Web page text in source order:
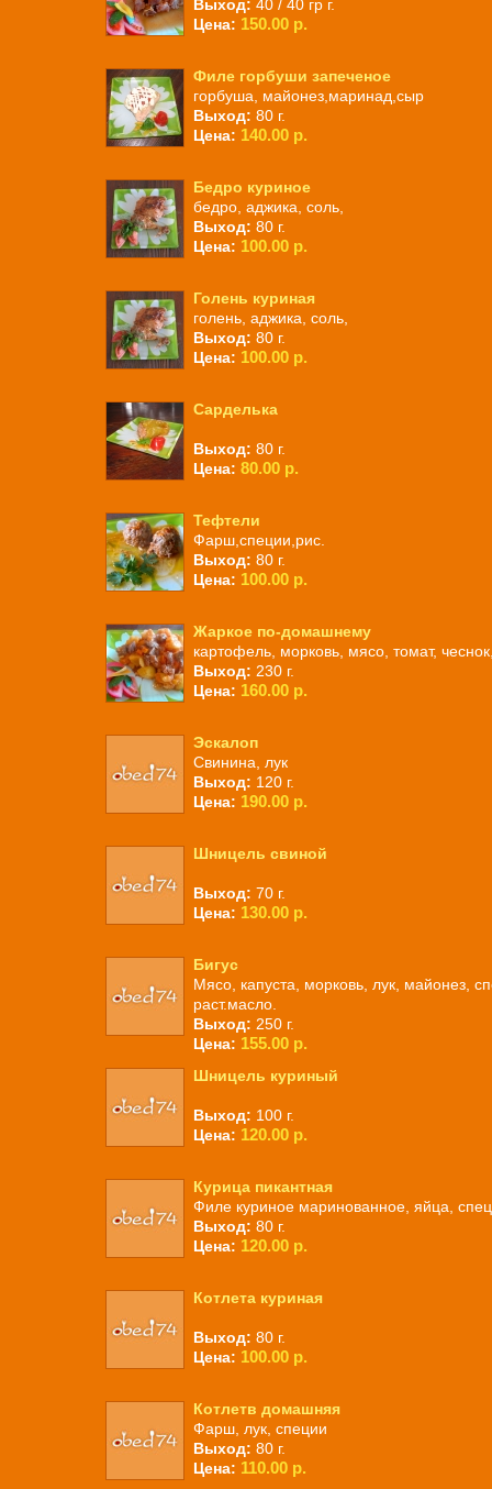
Выход: 40 / 40 гр г.
Цена: 150.00 р.
Филе горбуши запеченое
горбуша, майонез,маринад,сыр
Выход: 80 г.
Цена: 140.00 р.
Бедро куриное
бедро, аджика, соль,
Выход: 80 г.
Цена: 100.00 р.
Голень куриная
голень, аджика, соль,
Выход: 80 г.
Цена: 100.00 р.
Сарделька
Выход: 80 г.
Цена: 80.00 р.
Тефтели
Фарш,специи,рис.
Выход: 80 г.
Цена: 100.00 р.
Жаркое по-домашнему
картофель, морковь, мясо, томат,
Выход: 230 г.
Цена: 160.00 р.
Эскалоп
Свинина, лук
Выход: 120 г.
Цена: 190.00 р.
Шницель свиной
Выход: 70 г.
Цена: 130.00 р.
Бигус
Мясо, капуста, морковь, лук, майонез,
раст.масло.
Выход: 250 г.
Цена: 155.00 р.
Шницель куриный
Выход: 100 г.
Цена: 120.00 р.
Курица пикантная
Филе куриное маринованное, яйца,
Выход: 80 г.
Цена: 120.00 р.
Котлета куриная
Выход: 80 г.
Цена: 100.00 р.
Котлетв домашняя
Фарш, лук, специи
Выход: 80 г.
Цена: 110.00 р.